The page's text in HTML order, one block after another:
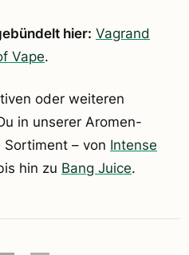
hier: Vagrand
Vape.
oder weiteren
in unserer Aromen-
– von Intense
hin zu Bang Juice.